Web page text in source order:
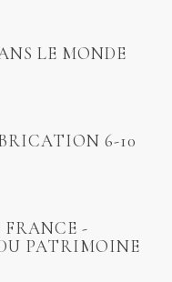
LE MONDE
6-10
FRANCE -
PATRIMOINE